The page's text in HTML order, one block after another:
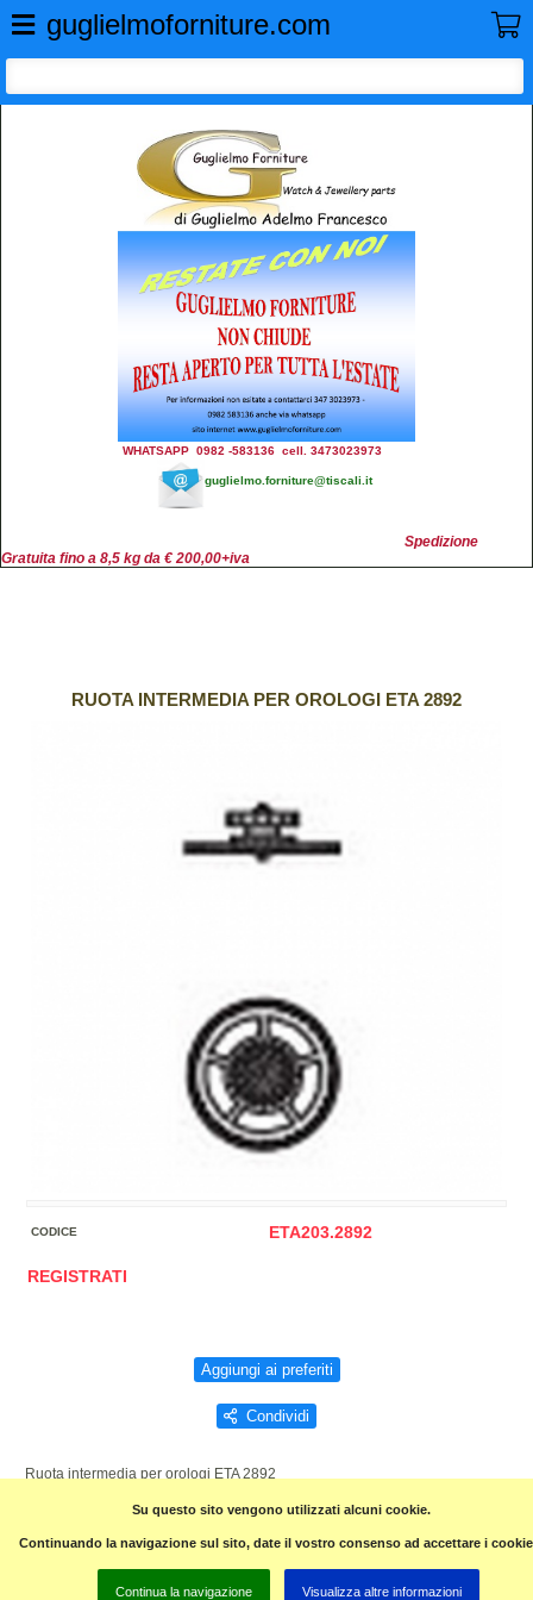
Su questo sito vengono utilizzati alcuni cookie.
Continuando la navigazione sul sito, date il vostro consenso ad accettare i
Continua la navigazione Visualizza altre informazioni
guglielmoforniture.com
GUGLIELMO FORNITURE
WHATSAPP 0982 -583136 cell. 3473023973
guglielmo.forniture@tiscali.it
Spedizione
Gratuita fino a 8,5 kg da € 200,00+iva
RUOTA INTERMEDIA PER OROLOGI ETA 2892
CODICE ETA203.2892
REGISTRATI
Aggiungi ai preferiti
Condividi
Ruota intermedia per orologi ETA 2892
0982583136